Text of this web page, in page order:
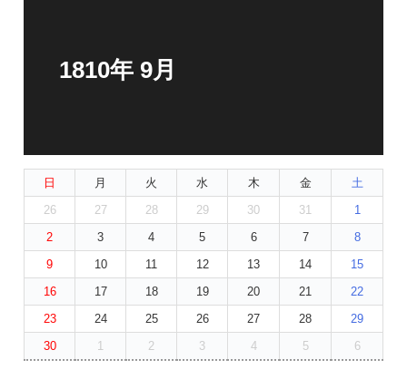
1810年 9月
日 月 火 水 木 金
土
26
27 28 29 30 31
1
2
3 4 5 6 7
8
9
10 11 12 13 14
15
16
17 18 19 20 21
22
23
24 25 26 27 28
29
30
1 2 3 4 5 6